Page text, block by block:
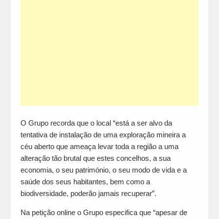
O Grupo recorda que o local “está a ser alvo da
tentativa de instalação de uma exploração mineira a
céu aberto que ameaça levar toda a região a uma
alteração tão brutal que estes concelhos, a sua
economia, o seu património, o seu modo de vida e a
saúde dos seus habitantes, bem como a
biodiversidade, poderão jamais recuperar”.
Na petição online o Grupo especifica que “apesar de